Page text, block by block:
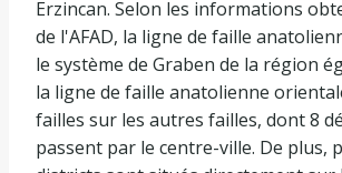
Erzincan. Selon les informations
de l'AFAD, la ligne de faille
le système de Graben de la région
la ligne de faille anatolienne
failles sur les autres failles, dont 8
passent par le centre-ville. De plus,